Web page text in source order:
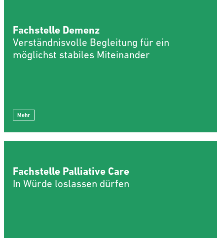
Fachstelle Demenz
Verständnisvolle Begleitung für ein
möglichst stabiles Miteinander
Mehr
Fachstelle Palliative Care
In Würde loslassen dürfen